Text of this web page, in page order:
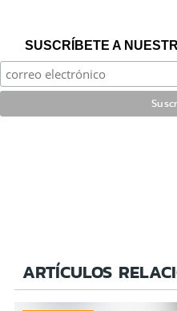
SUSCRÍBETE A
ARTÍCULOS